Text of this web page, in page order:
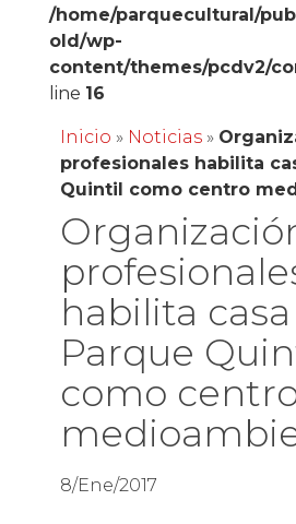
/home/parquecultural/
old/wp-
content/themes/pcdv2/
line 16
Inicio » Noticias»
profesionales habilita
Quintil como centro
habilita
Parque
como
8/Ene/2017